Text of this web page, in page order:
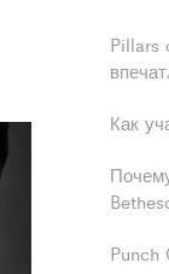
Pillars
Как
Punch